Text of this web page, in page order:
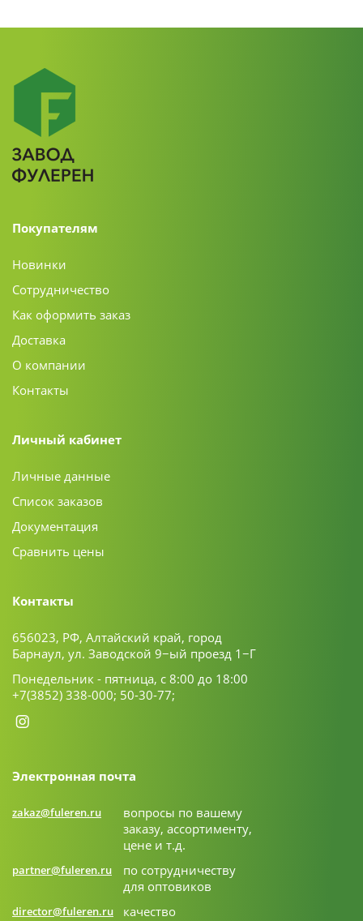
Покупателям
Новинки
Сотрудничество
Как оформить заказ
Доставка
О компании
Контакты
Личный кабинет
Личные данные
Список заказов
Документация
Сравнить цены
Контакты
656023, РФ, Алтайский край, город
Барнаул, ул. Заводской 9−ый проезд 1−Г
Понедельник - пятница, с 8:00 до 18:00
+7(3852) 338-000; 50-30-77;
Электронная почта
zakaz@fuleren.ru
вопросы по вашему
заказу, ассортименту,
цене и т.д.
partner@fuleren.ru
по сотрудничеству
для оптовиков
director@fuleren.ru
качество